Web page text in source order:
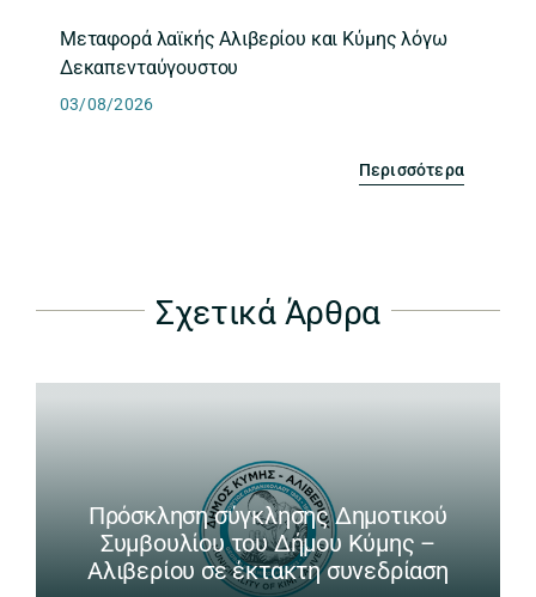
Μεταφορά λαϊκής Αλιβερίου και Κύμης λόγω
Δεκαπενταύγουστου
03/08/2026
Περισσότερα
Σχετικά Άρθρα
Πρόσκληση σύγκλησης Δημοτικού
Συμβουλίου του Δήμου Κύμης –
Αλιβερίου σε έκτακτη συνεδρίαση